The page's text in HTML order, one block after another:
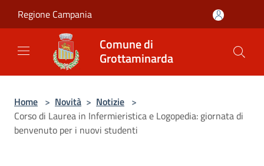
Regione Campania
Comune di
Grottaminarda
Home > Novità > Notizie >
Corso di Laurea in Infermieristica e Logopedia: giornata di
benvenuto per i nuovi studenti